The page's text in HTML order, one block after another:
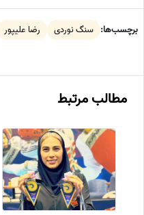
برچسب‌ها: سنگ نوردی رضا علیپور
مطالب مرتبط